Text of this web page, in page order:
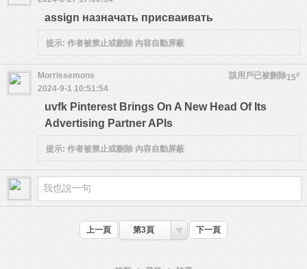
assign назначать присваивать
提示: 作者被禁止或刪除 內容自動屏蔽
15#
Morrissemons
該用戶已被刪除
2024-9-1 10:51:54
uvfk Pinterest Brings On A New Head Of Its
Advertising Partner APIs
提示: 作者被禁止或刪除 內容自動屏蔽
上一頁 第3頁 下一頁